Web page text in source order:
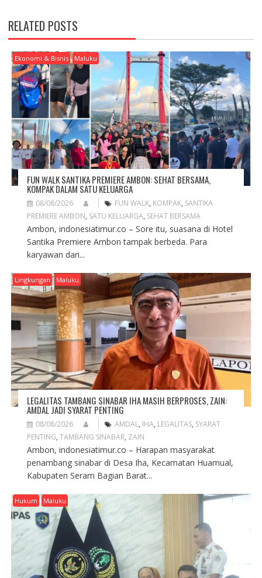
N
A
V
G
A
T
O
N
RELATED POSTS
Ekonomi & Bisnis Maluku
FUN WALK SANTIKA PREMIERE AMBON: SEHAT BERSAMA,
KOMPAK DALAM SATU KELUARGA
08/08/2026 FUN WALK, KOMPAK, SANTIKA
PREMIERE AMBON, SATU KELUARGA, SEHAT BERSAMA
Ambon, indonesiatimur.co – Sore itu, suasana di Hotel
Santika Premiere Ambon tampak berbeda. Para
karyawan dari...
Lingkungan Maluku
LEGALITAS TAMBANG SINABAR IHA MASIH BERPROSES, ZAIN:
AMDAL JADI SYARAT PENTING
08/08/2026 AMDAL, IHA, LEGALITAS, SYARAT
PENTING, TAMBANG SINABAR, ZAIN
Ambon, indonesiatimur.co – Harapan masyarakat
penambang sinabar di Desa Iha, Kecamatan Huamual,
Kabupaten Seram Bagian Barat...
Hukum Maluku